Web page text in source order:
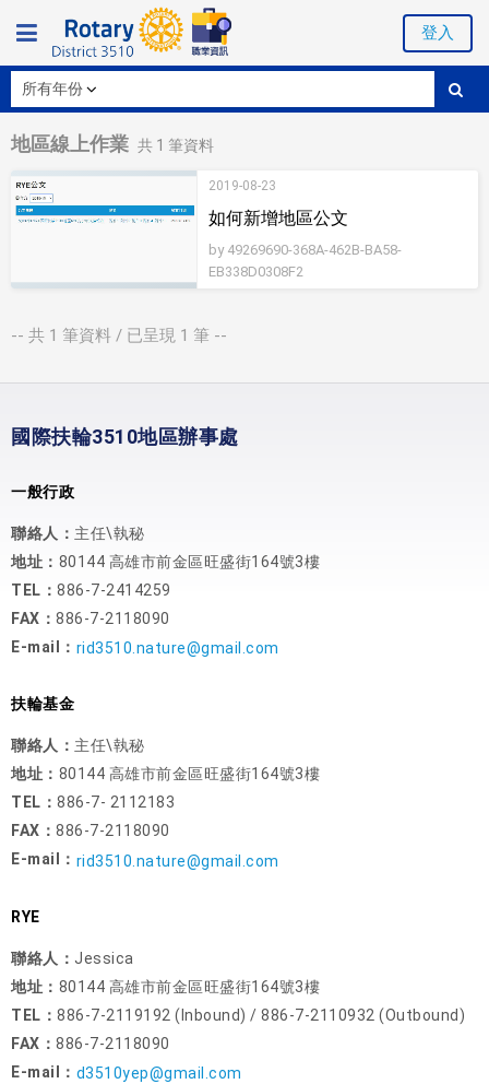
登入
地區線上作業 共 1 筆資料
2019-08-23
如何新增地區公文
by 49269690-368A-462B-BA58-
EB338D0308F2
-- 共 1 筆資料 / 已呈現 1 筆 --
國際扶輪3510地區辦事處
一般行政
聯絡人： 主任\執秘
地址： 80144 高雄市前金區旺盛街164號3樓
TEL： 886-7-2414259
FAX： 886-7-2118090
E-mail： rid3510.nature@gmail.com
扶輪基金
聯絡人： 主任\執秘
地址： 80144 高雄市前金區旺盛街164號3樓
TEL： 886-7- 2112183
FAX： 886-7-2118090
E-mail： rid3510.nature@gmail.com
RYE
聯絡人： Jessica
地址： 80144 高雄市前金區旺盛街164號3樓
TEL： 886-7-2119192 (Inbound) / 886-7-2110932 (Outbound)
FAX： 886-7-2118090
E-mail： d3510yep@gmail.com